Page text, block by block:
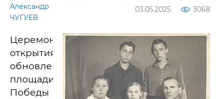
Александр
ЧУГУЕВ
Церемония
открытия
обновленной
площади
Победы
03.05.2025 3068